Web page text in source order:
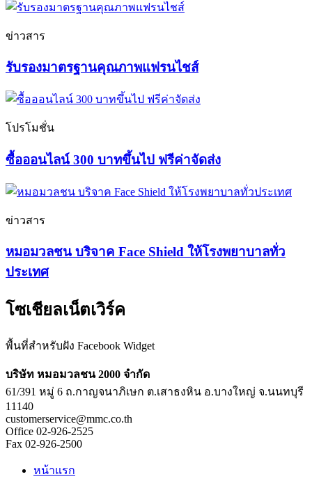
ข่าวสาร
รับรองมาตรฐานคุณภาพแฟรนไชส์
โปรโมชั่น
ซื้อออนไลน์ 300 บาทขึ้นไป ฟรีค่าจัดส่ง
ข่าวสาร
หมอมวลชน บริจาค Face Shield ให้โรงพยาบาลทั่ว
ประเทศ
โซเชียลเน็ตเวิร์ค
พื้นที่สำหรับฝัง Facebook Widget
บริษัท หมอมวลชน 2000 จำกัด
61/391 หมู่ 6 ถ.กาญจนาภิเษก ต.เสาธงหิน อ.บางใหญ่ จ.นนทบุรี
11140
customerservice@mmc.co.th
Office 02-926-2525
Fax 02-926-2500
หน้าแรก